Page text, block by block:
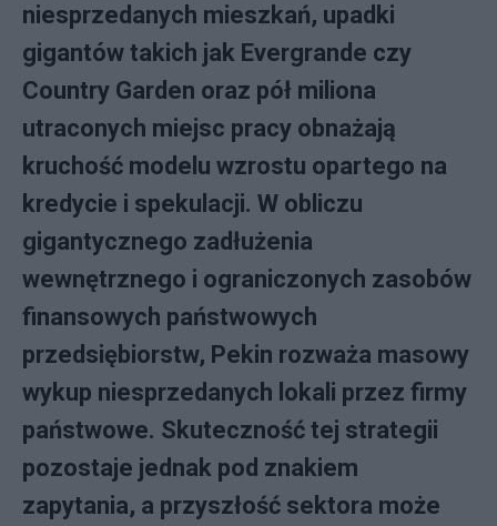
niesprzedanych mieszkań, upadki
gigantów takich jak Evergrande czy
Country Garden oraz pół miliona
utraconych miejsc pracy obnażają
kruchość modelu wzrostu opartego na
kredycie i spekulacji. W obliczu
gigantycznego zadłużenia
wewnętrznego i ograniczonych zasobów
finansowych państwowych
przedsiębiorstw, Pekin rozważa masowy
wykup niesprzedanych lokali przez firmy
państwowe. Skuteczność tej strategii
pozostaje jednak pod znakiem
zapytania, a przyszłość sektora może